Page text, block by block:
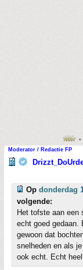
Moderator / Redactie FP
Op donderdag
volgende:
Het tofste aan een
echt goed gedaan.
gewoon dat
snelheden en als
ook echt. Echt